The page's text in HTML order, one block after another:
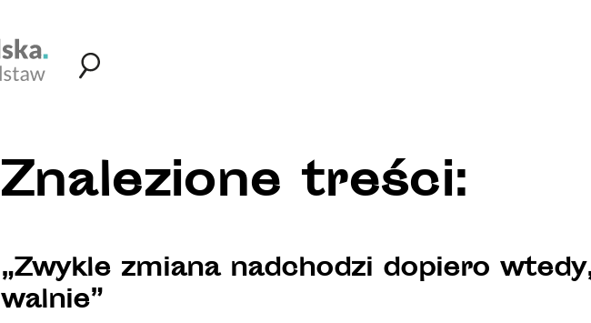
Znalezione treści:
„Zwykle zmiana nadchodzi dopiero
walnie”